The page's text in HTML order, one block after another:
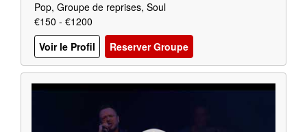
Pop, Groupe de reprises, Soul
€150 - €1200
Voir le Profil
Reserver Groupe